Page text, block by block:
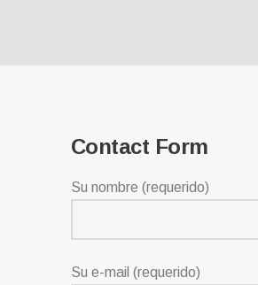
Contact Form
Su nombre (requerido)
Su e-mail (requerido)